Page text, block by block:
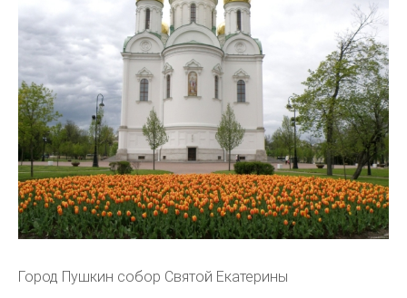
Город Пушкин собор Святой Екатерины